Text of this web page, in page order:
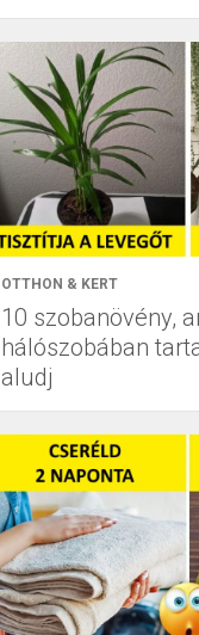
OTTHON & KERT
10 szobanövény,
hálószobában
aludj